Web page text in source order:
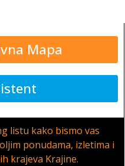
Mapa
listu kako bismo vas
ponudama, izletima i
krajeva Krajine.